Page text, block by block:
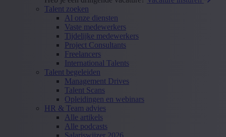
Talent zoeken
Al onze diensten
Vaste medewerkers
Tijdelijke medewerkers
Project Consultants
Freelancers
International Talents
Talent begeleiden
Management Drives
Talent Scans
Opleidingen en webinars
HR & Team advies
Alle artikels
Alle podcasts
Salariswijzer 2026